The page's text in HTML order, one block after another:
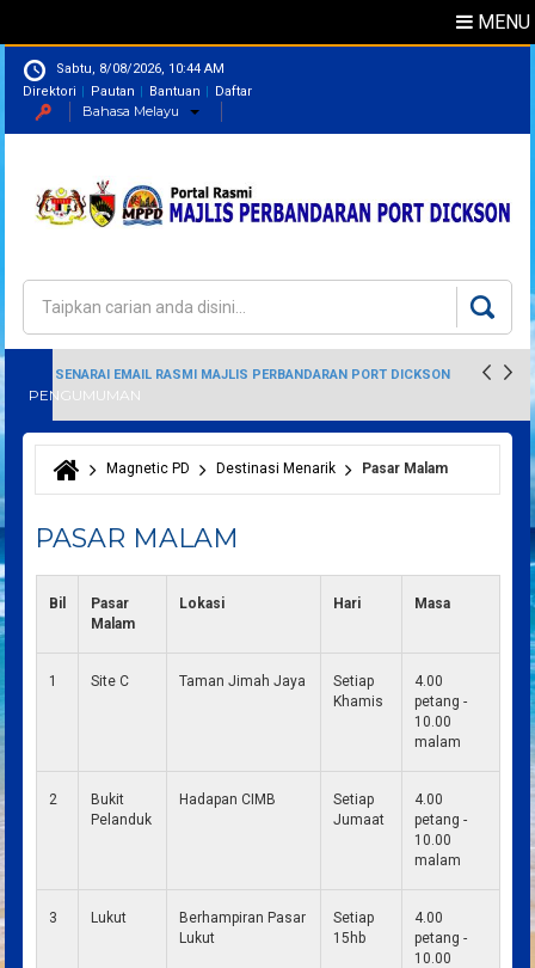
MENU
Sabtu, 8/08/2026, 10:44 AM
Direktori
Pautan Bantuan Daftar
Bahasa Melayu
Borang carian
PENGUMUMAN
SENARAI EMAIL RASMI MAJLIS PERBANDARAN PORT DICKSON
Anda di sini
Magnetic PD Destinasi Menarik Pasar Malam
PASAR MALAM
Bil
Pasar
Malam
Lokasi Hari Masa
1 Site C Taman Jimah Jaya
Setiap
Khamis
4.00
petang -
10.00
malam
2
Bukit
Pelanduk
Hadapan CIMB
Setiap
Jumaat
4.00
petang -
10.00
malam
3 Lukut
Berhampiran Pasar
Lukut
Setiap
15hb
4.00
petang -
10.00